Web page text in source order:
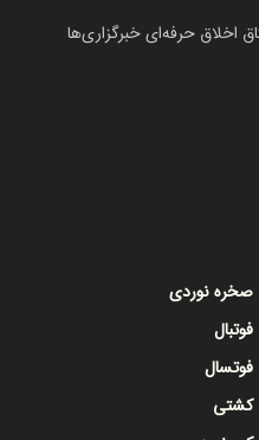
اخلاق حرفه‌ای خبرگزاری‌ها
صخره نوردی
فوتبال
فوتسال
کشتی